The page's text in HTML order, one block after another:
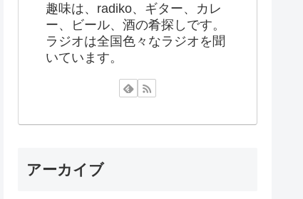
趣味は、radiko、ギター、カレ
ー、ビール、酒の肴探しです。
ラジオは全国色々なラジオを聞
いています。
アーカイブ